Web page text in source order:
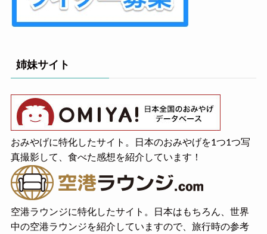
姉妹サイト
おみやげに特化したサイト。日本のおみやげを1つ1つ写
真撮影して、食べた感想を紹介しています！
空港ラウンジに特化したサイト。日本はもちろん、世界
中の空港ラウンジを紹介していますので、旅行時の参考